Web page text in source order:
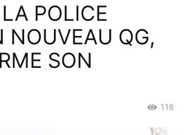
POLICE
NOUVEAU QG,
SON
118